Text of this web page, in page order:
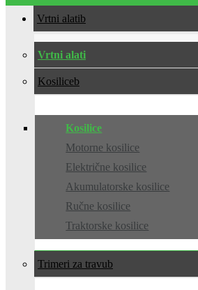
Vrtni alati
Vrtni alati
Kosilice
Kosilice
Motorne kosilice
Električne kosilice
Akumulatorske kosilice
Ručne kosilice
Traktorske kosilice
Trimeri za travu